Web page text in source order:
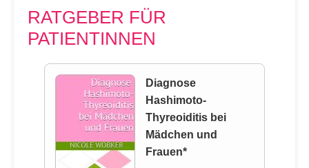
RATGEBER FÜR
PATIENTINNEN
Diagnose
Hashimoto-
Thyreoiditis bei
Mädchen und
Frauen*